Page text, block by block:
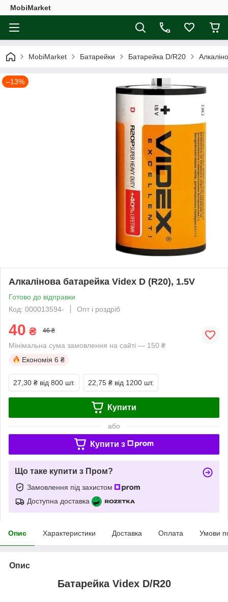
MobiMarket
MobiMarket Батарейки Батарейка D/R20
–13%
Алкалінова батарейка Videx D (R20), 1.5V
Готово до відправки
Код: 000013594-
Опт і роздріб
40 ₴ 46 ₴
Мінімальна сума замовлення на сайті — 150 ₴
Економія 6 ₴
27,30 ₴ від 800 шт. 22,75 ₴ від 1200 шт.
Купити
або
Купити з
Що таке купити з Пром?
Замовлення під захистом
Доступна доставка
Опис Характеристики Доставка Оплата Умови
Опис
Батарейка Videx D/R20